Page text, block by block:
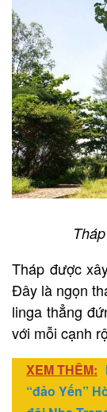
Tháp được
Đây là ngọn
linga thẳng
với mỗi cạnh
XEM THÊM:
“đảo Yến”